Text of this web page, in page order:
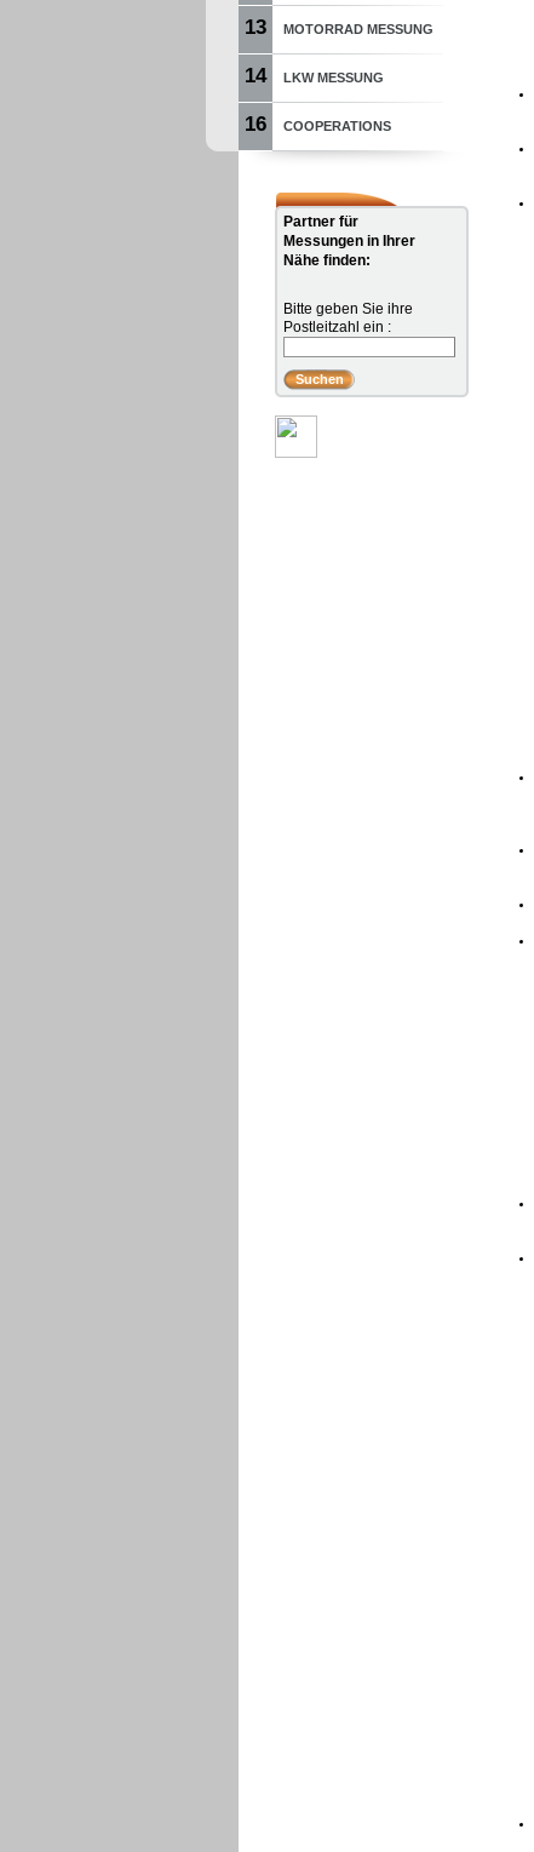
13 MOTORRAD MESSUNG
14 LKW MESSUNG
16 COOPERATIONS
Partner für
Messungen in Ihrer
Nähe finden:
Bitte geben Sie ihre
Postleitzahl ein :